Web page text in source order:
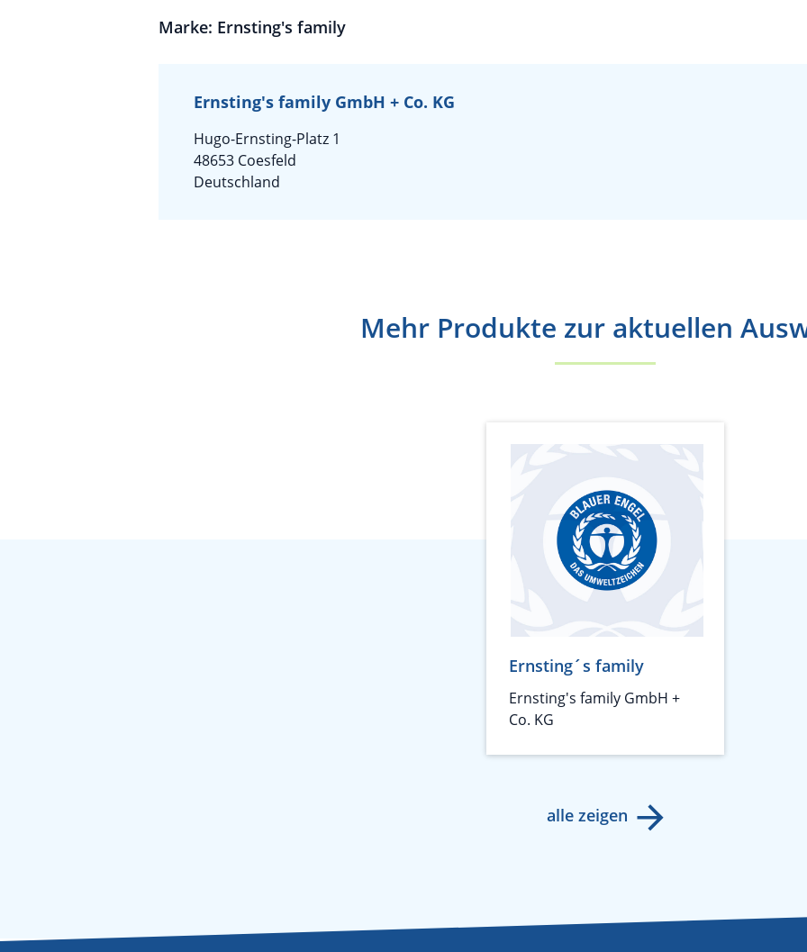
Marke: Ernsting's family
Ernsting's family GmbH + Co. KG
Hugo-Ernsting-Platz 1
48653 Coesfeld
Deutschland
Mehr Produkte zur aktuellen
Ernsting´s family
Ernsting's family GmbH +
Co. KG
alle zeigen